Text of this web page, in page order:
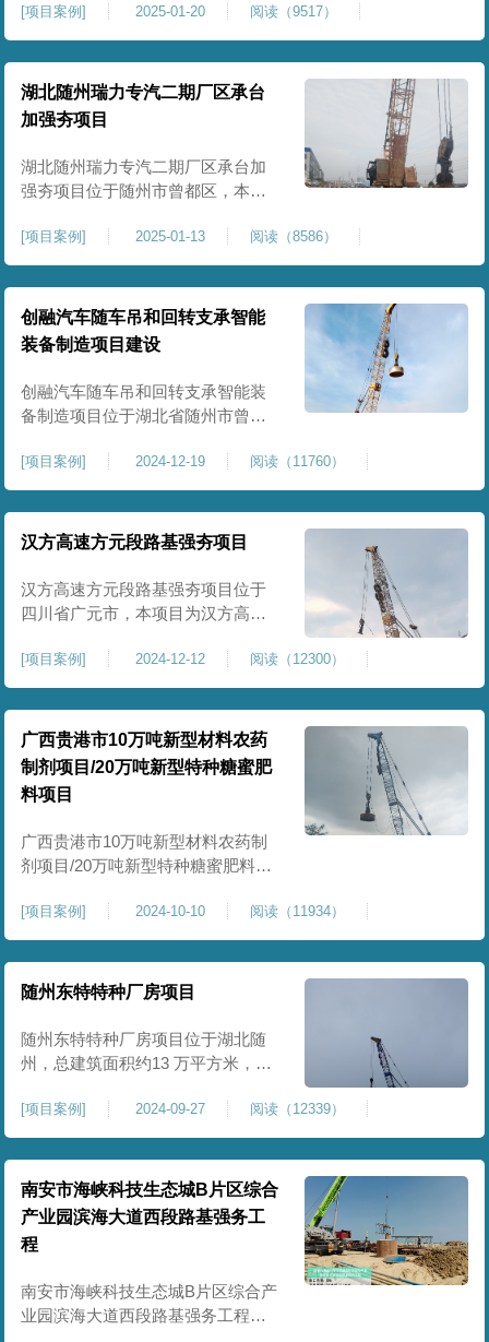
米。本项目场地后续使用要求较
高，设计拟采用大夯击能进行场地
地基加固处理，我司配备FW5000A
大型强夯机一台，并配备28m龙门架
一幅辅助高能级强夯施工，配备
85T，直径为2m，高度为2.2m的柱
锤一个，柱锤接地面积更小，强夯
穿透
[项目案例] 2025-01-20 阅读（9517）
湖北随州瑞力专汽二期厂区承台
加强夯项目
湖北随州瑞力专汽二期厂区承台加
强夯项目位于随州市曾都区，本项
要求采用强夯置换工艺进行加固处
理，要求经处理深度不小于8米，地
基承载力不小于180Kpa，该项目场
地周边已有建筑物，且本项目采用
夯击能较大，夯击次数较多，为确
保场地临近建筑物安全性，我司在
临近建筑物的场地界限开挖减震沟
[项目案例] 2025-01-13 阅读（8586）
创融汽车随车吊和回转支承智能
装备制造项目建设
创融汽车随车吊和回转支承智能装
备制造项目位于湖北省随州市曾都
套设置，本次对主要对项目生产车
间区域进行强夯施工，面积约为
20000平方米，要求经强夯后地基承
载力不低于140Kpa。康尚强夯公司
场，设备型号为ZRYG3500C，施工
作业人员按照设计严格施工。
[项目案例] 2024-12-19 阅读（11760）
汉方高速方元段路基强夯项目
汉方高速方元段路基强夯项目位于
四川省广元市，本项目为汉方高速
240000平方米，施工周期长，待路
基回填达到设计标高后，强夯施工
一次。我司于土方单位交叉作业。
康尚强夯公司于2024年10月20日安
排设备人员进场，按照图纸设计施
工。
[项目案例] 2024-12-12 阅读（12300）
广西贵港市10万吨新型材料农药
制剂项目/20万吨新型特种糖蜜肥
料项目
广西贵港市10万吨新型材料农药制
剂项目/20万吨新型特种糖蜜肥料项
期施工，一期为10万吨新型材料农
药制剂项目施工，二期为20万吨新
型特种糖蜜肥料项目，两期项目都
采用基础承台加强夯和普通强夯施
使用要求，单独对基础承台位置地
基进行置换加强夯，其他区域采用
[项目案例] 2024-10-10 阅读（11934）
随州东特特种厂房项目
随州东特特种厂房项目位于湖北随
州，总建筑面积约13 万平方米，为
载力与均匀性要求严苛。项目于
2024 年 9 月正式开工，地基处理采
用高能级强夯施工工艺，通过大吨
位重锤动力固结，全面提升场地密
实度与承载性能，满足重载车间、
设备基础与行车轨道的长期稳定运
行要求。项目严格遵循强夯地基处
[项目案例] 2024-09-27 阅读（12339）
南安市海峡科技生态城B片区综合
产业园滨海大道西段路基强务工
程
南安市海峡科技生态城B片区综合产
业园滨海大道西段路基强务工程位